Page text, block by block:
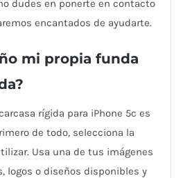
dudes en ponerte en contacto
encantados de ayudarte.
mi propia funda
rígida para iPhone 5c es
de todo, selecciona la
Usa una de tus imágenes
logos o diseños disponibles y